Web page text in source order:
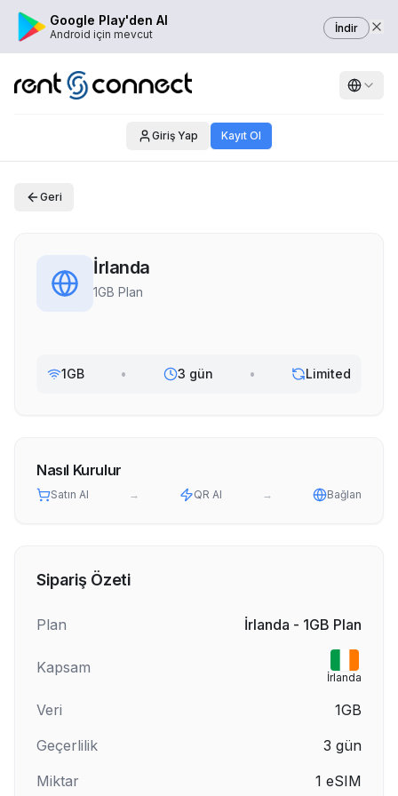
Google Play'den Al
Android için mevcut İndir
Giriş Yap Kayıt Ol
Geri
İrlanda
1GB Plan
1GB • 3 gün • Limited
Nasıl Kurulur
Satın Al → QR Al → Bağlan
Sipariş Özeti
Plan İrlanda - 1GB Plan
Kapsam
İrlanda
Veri
1GB
Geçerlilik
3 gün
Miktar
1 eSIM